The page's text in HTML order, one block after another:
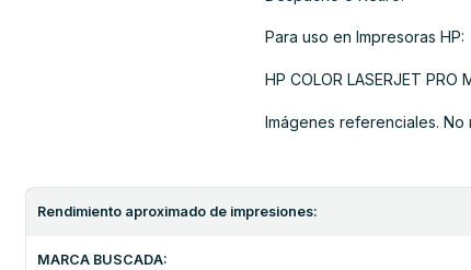
Para uso en Impresoras HP:
HP COLOR LASERJET PRO
Imágenes referenciales.
Rendimiento aproximado de impresiones:
MARCA BUSCADA: